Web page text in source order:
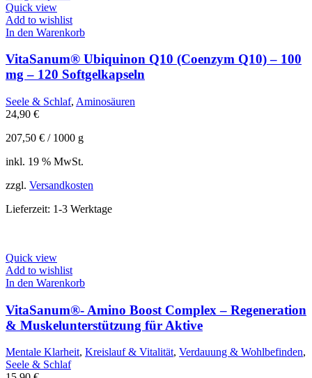
Quick view
Add to wishlist
In den Warenkorb
VitaSanum® Ubiquinon Q10 (Coenzym Q10) – 100
mg – 120 Softgelkapseln
Seele & Schlaf, Aminosäuren
24,90 €
207,50 € / 1000 g
inkl. 19 % MwSt.
zzgl. Versandkosten
Lieferzeit: 1-3 Werktage
Quick view
Add to wishlist
In den Warenkorb
VitaSanum®- Amino Boost Complex – Regeneration
& Muskelunterstützung für Aktive
Mentale Klarheit, Kreislauf & Vitalität, Verdauung & Wohlbefinden,
Seele & Schlaf